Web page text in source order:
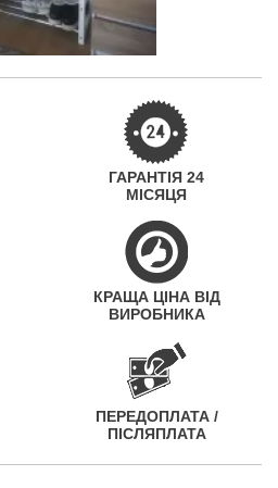
ГАРАНТІЯ 24
МІСЯЦЯ
КРАЩА ЦІНА ВІД
ВИРОБНИКА
ПЕРЕДОПЛАТА /
ПІСЛЯПЛАТА